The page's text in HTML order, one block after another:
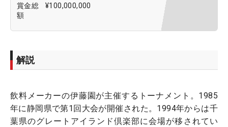
賞金総
額
¥100,000,000
解説
飲料メーカーの伊藤園が主催するトーナメント。1985
年に静岡県で第1回大会が開催された。1994年からは千
葉県のグレートアイランド倶楽部に会場が移されてい